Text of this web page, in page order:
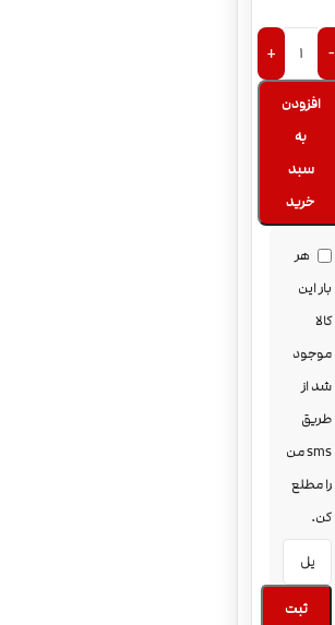
-
+
افزودن
به
سبد
خرید
هر
بار این
کالا
موجود
شد از
طریق
sms من
را مطلع
کن.
ثبت